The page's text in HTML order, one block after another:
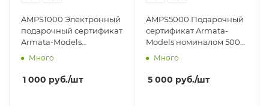
AMPS1000 Электронный
подарочный сертификат
Armata-Models
номиналом 1000 рублей
Много
1 000 руб./шт
AMPS5000 Подарочный
сертификат Armata-
Models номиналом 5000
рублей Arma Models
Много
5 000 руб./шт